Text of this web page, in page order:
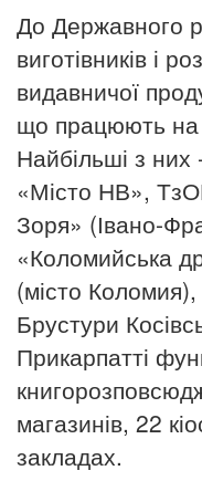
До Державного
виготівників і
видавничої
що працюють на
Найбільші з
«Місто НВ»,
Зоря» (Івано-
«Коломийська
(місто
Брустури
Прикарпатті
магазинів, 22
закладах.